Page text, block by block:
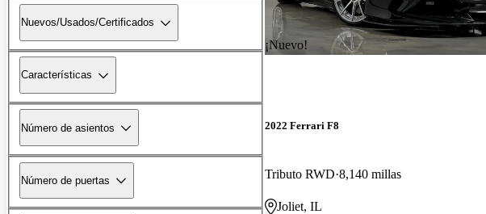
Nuevos/Usados/Certificados
Características
Número de asientos
Número de puertas
¡Nuevo!
2022 Ferrari F8
Tributo RWD 8,140 millas
Joliet, IL